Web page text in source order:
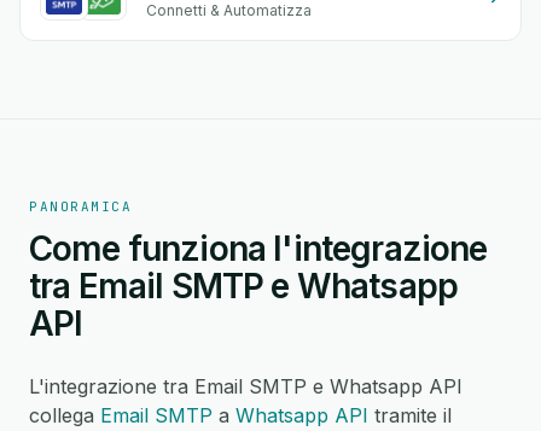
Connetti & Automatizza
PANORAMICA
Come funziona l'integrazione
tra Email SMTP e Whatsapp
API
L'integrazione tra Email SMTP e Whatsapp API
collega Email SMTP a Whatsapp API tramite il